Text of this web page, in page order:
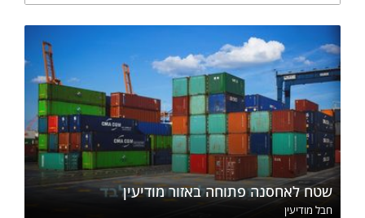
שטח לאחסנה פתוחה באזור מודיעין
חבל מודיעין